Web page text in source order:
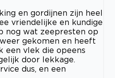
en gordijnen zijn heel
vriendelijke en kundige
nog wat zeepresten op
gekomen en heeft
een vlek die opeens
door lekkage.
dus, en een